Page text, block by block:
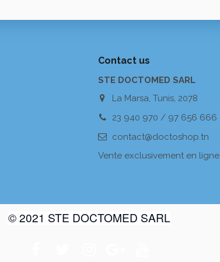
Contact us
STE DOCTOMED SARL
La Marsa, Tunis, 2078
23 940 970 / 97 656 666
contact@doctoshop.tn
Vente exclusivement en
© 2021 STE DOCTOMED SARL